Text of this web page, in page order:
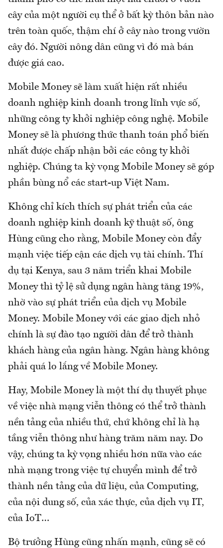
cây của một người cụ thể ở bất kỳ thôn bản nào
trên toàn quốc, thậm chí ở cây nào trong vườn
cây đó. Người nông dân cũng vì đó mà bán
được giá cao.
Mobile Money sẽ làm xuất hiện rất nhiều
doanh nghiệp kinh doanh trong lĩnh vực số,
những công ty khởi nghiệp công nghệ. Mobile
Money sẽ là phương thức thanh toán phổ biến
nhất được chấp nhận bởi các công ty khởi
nghiệp. Chúng ta kỳ vọng Mobile Money sẽ góp
phần bùng nổ các start-up Việt Nam.
Không chỉ kích thích sự phát triển của các
doanh nghiệp kinh doanh kỹ thuật số, ông
Hùng cũng cho rằng, Mobile Money còn đẩy
mạnh việc tiếp cận các dịch vụ tài chính. Thí
dụ tại Kenya, sau 3 năm triển khai Mobile
Money thì tỷ lệ sử dụng ngân hàng tăng 19%,
nhờ vào sự phát triển của dịch vụ Mobile
Money. Mobile Money với các giao dịch nhỏ
chính là sự đào tạo người dân để trở thành
khách hàng của ngân hàng. Ngân hàng không
phải quá lo lắng về Mobile Money.
Hay, Mobile Money là một thí dụ thuyết phục
về việc nhà mạng viễn thông có thể trở thành
nền tảng của nhiều thứ, chứ không chỉ là hạ
tầng viễn thông như hàng trăm năm nay. Do
vậy, chúng ta kỳ vọng nhiều hơn nữa vào các
nhà mạng trong việc tự chuyển mình để trở
thành nền tảng của dữ liệu, của Computing,
của nội dung số, của xác thực, của dịch vụ IT,
của IoT…
Bộ trưởng Hùng cũng nhấn mạnh, cũng sẽ có